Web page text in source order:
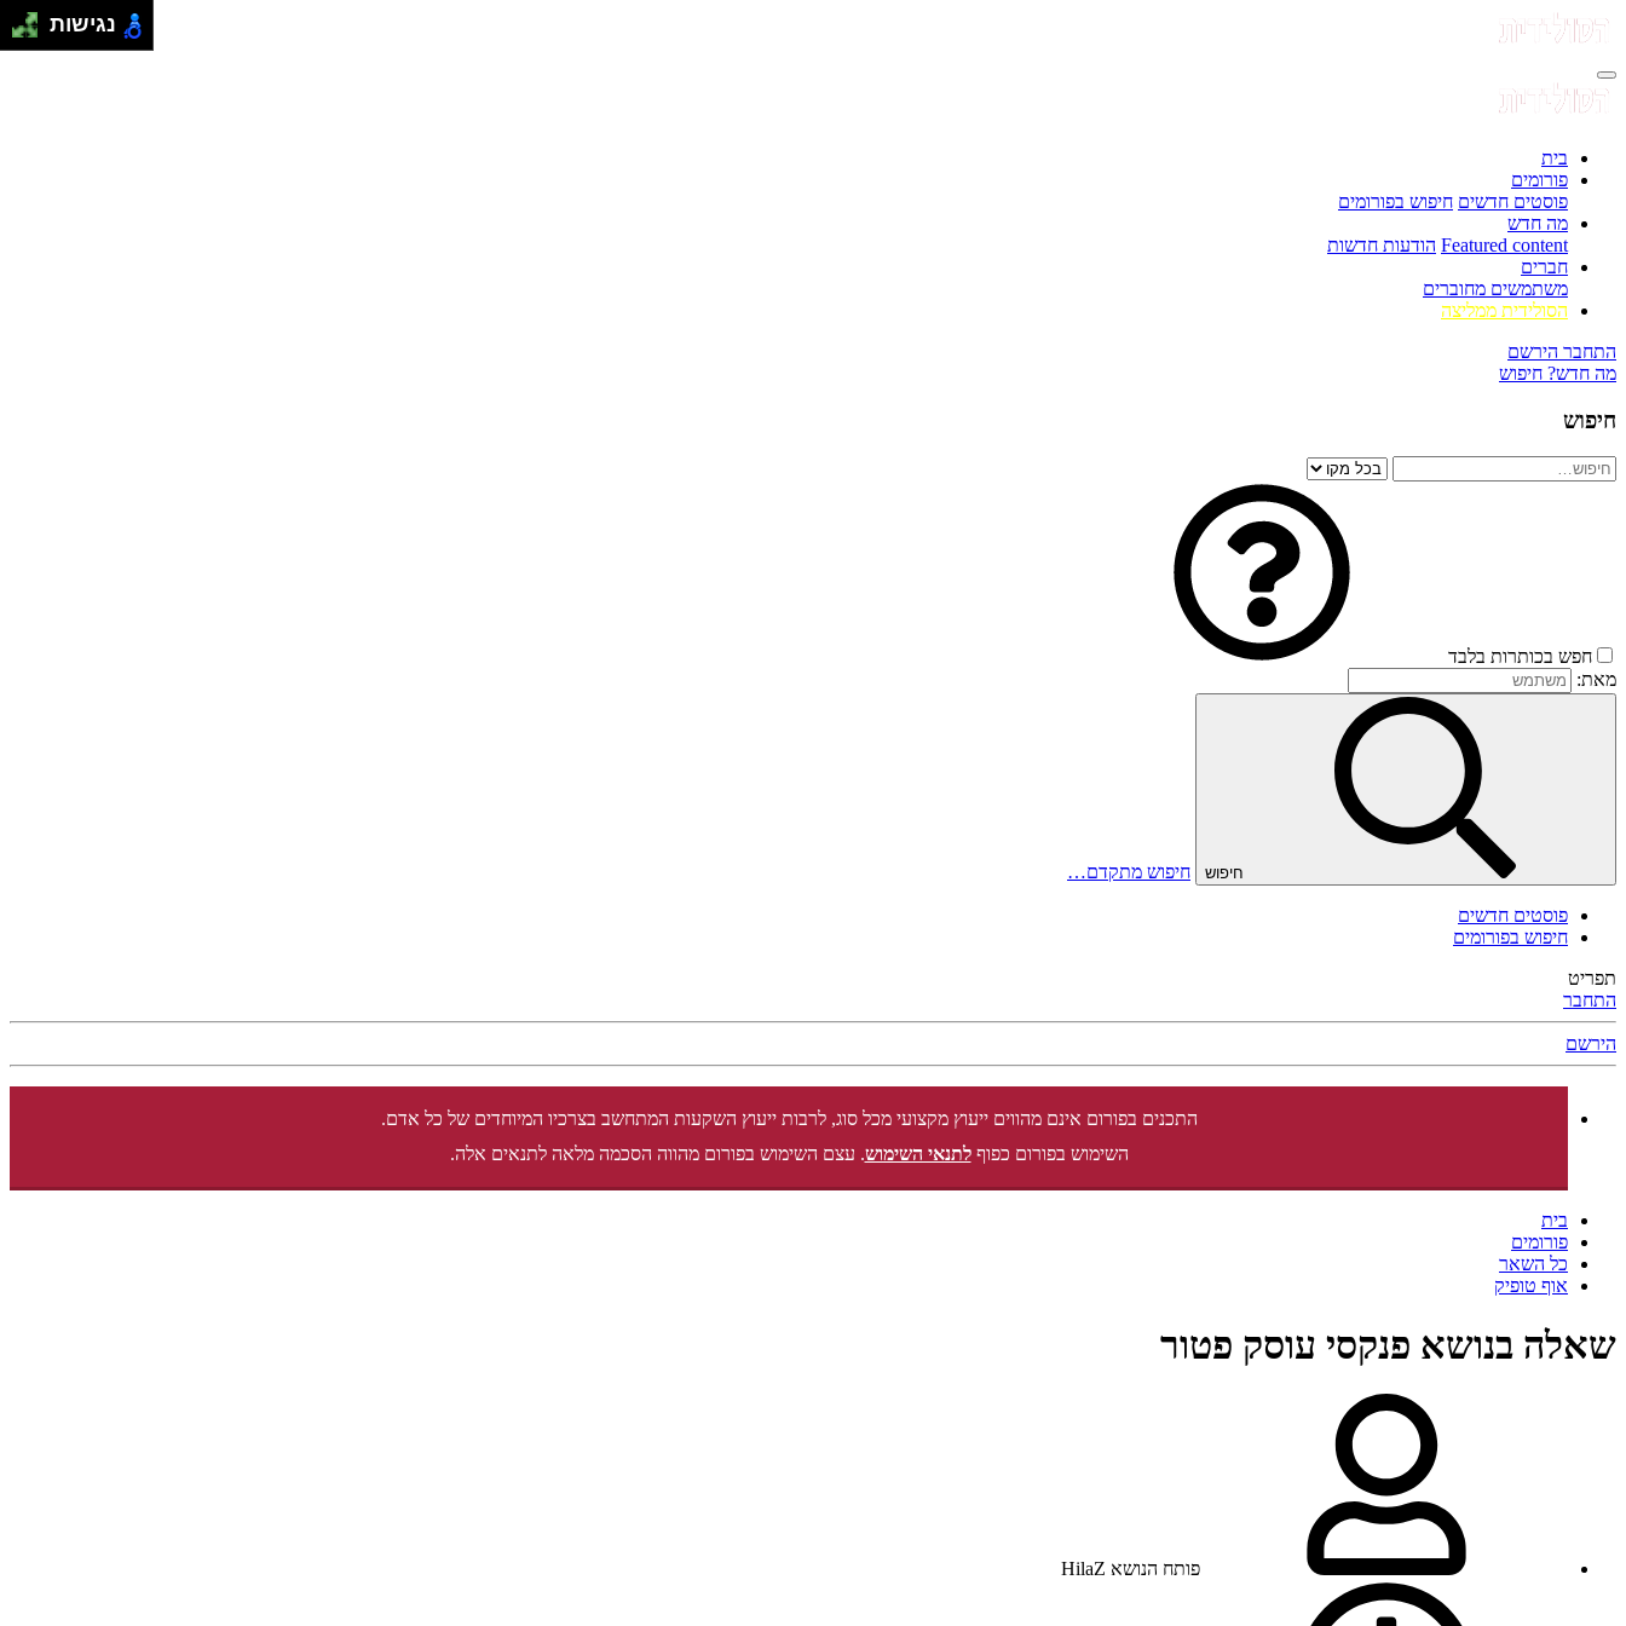
בית
פורומים
פוסטים חדשים חיפוש בפורומים
מה חדש
Featured content הודעות חדשות
חברים
משתמשים מחוברים
הסולידית ממליצה
התחבר הירשם
מה חדש? חיפוש
חיפוש
חפש בכותרות בלבד
מאת:
חיפוש חיפוש מתקדם…
פוסטים חדשים
חיפוש בפורומים
תפריט
התחבר
הירשם
התכנים בפורום אינם מהווים ייעוץ מקצועי מכל סוג, לרבות ייעוץ השקעות המתחשב בצרכיו המיוחדים של כל אדם.
השימוש בפורום כפוףלתנאי השימוש. עצם השימוש בפורום מהווה הסכמה מלאה לתנאים אלה.
בית
פורומים
כל השאר
אוף טופיק
שאלה בנושא פנקסי עוסק פטור
פותח הנושא HilaZ
נגישות